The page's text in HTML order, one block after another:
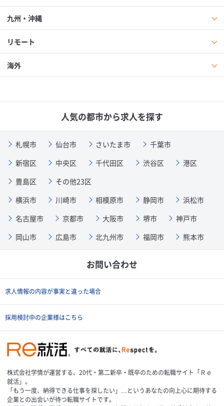
九州・沖縄
リモート
海外
人気の都市から求人を探す
札幌市 仙台市 さいたま市
千葉市
新宿区
中央区 千代田区 渋谷区
港区
豊島区
その他23区
横浜市
川崎市 相模原市 静岡市
浜松市
名古屋市
京都市 大阪市 堺市
神戸市
岡山市
広島市 北九州市 福岡市 熊本市
お問い合わせ
求人情報の内容が事実と違った場合
採用検討中の企業様はこちら
株式会社学情が運営する、20代・第二新卒・既卒のための転職サイト「Ｒｅ
就活」。
「もう一度、納得できる仕事を探したい」…というあなたの向上心に期待する
企業との出会いが待つ転職サイトです。